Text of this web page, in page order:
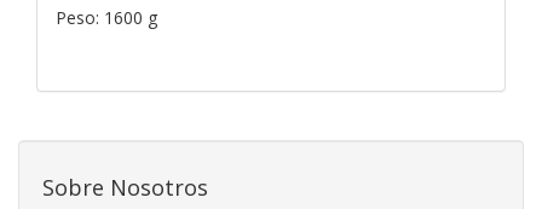
Peso: 1600 g
Sobre Nosotros